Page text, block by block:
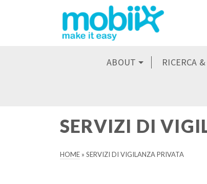
ABOUT RICERCA
SERVIZI DI
HOME » SERVIZI DI VIGILANZA PRIVATA